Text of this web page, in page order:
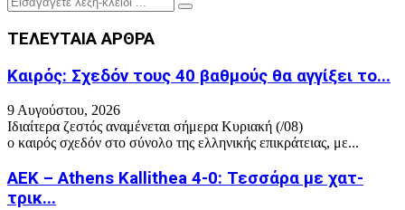
for:
Search
ΤΕΛΕΥΤΑΙΑ ΑΡΘΡΑ
Καιρός: Σχεδόν τους 40 βαθμούς θα αγγίξει το...
9 Αυγούστου, 2026
Ιδιαίτερα ζεστός αναμένεται σήμερα Κυριακή (/08)
ο καιρός σχεδόν στο σύνολο της ελληνικής επικράτειας, με...
ΑΕΚ – Athens Kallithea 4-0: Τεσσάρα με χατ-
τρικ...